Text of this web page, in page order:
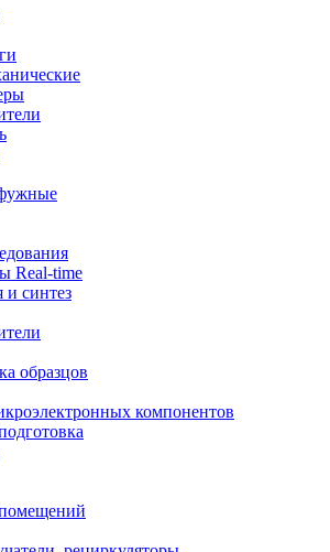
Real-time
и синтез
образцов
компонентов